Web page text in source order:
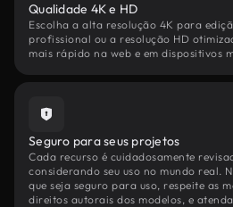
Qualidade 4K e HD
Escolha a alta resolução 4K para
profissional ou a resolução HD
mais rápido na web e em dispositivos
Seguro para seus projetos
Cada recurso é cuidadosamente
considerando seu uso no mundo real.
que seja seguro para uso, respeite as
direitos autorais dos modelos, e